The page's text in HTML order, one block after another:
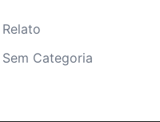
Relato
Sem Categoria